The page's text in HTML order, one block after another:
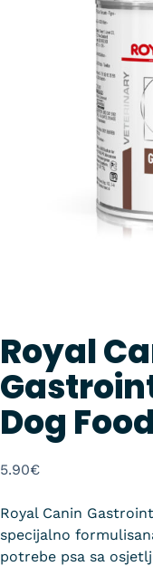
Royal
Dog
5.90€
Royal Canin
specijalno
potrebe psa sa